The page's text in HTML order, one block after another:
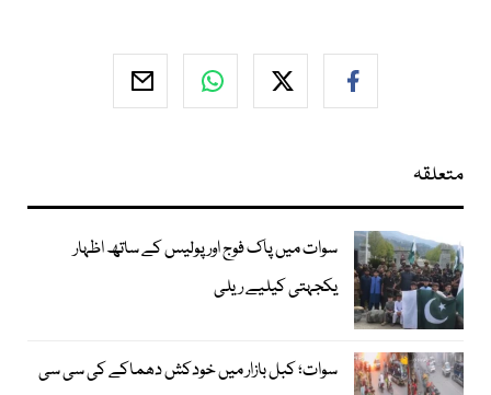
متعلقہ
سوات میں پاک فوج اور پولیس کے ساتھ اظہار
یکجہتی کیلیے ریلی
سوات؛ کبل بازار میں خودکش دھماکے کی سی سی